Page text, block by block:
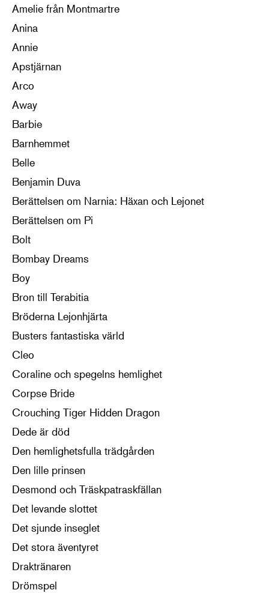
Amelie från Montmartre
Anina
Annie
Apstjärnan
Arco
Away
Barbie
Barnhemmet
Belle
Benjamin Duva
Berättelsen om Narnia: Häxan och Lejonet
Berättelsen om Pi
Bolt
Bombay Dreams
Boy
Bron till Terabitia
Bröderna Lejonhjärta
Busters fantastiska värld
Cleo
Coraline och spegelns hemlighet
Corpse Bride
Crouching Tiger Hidden Dragon
Dede är död
Den hemlighetsfulla trädgården
Den lille prinsen
Desmond och Träskpatraskfällan
Det levande slottet
Det sjunde inseglet
Det stora äventyret
Draktränaren
Drömspel